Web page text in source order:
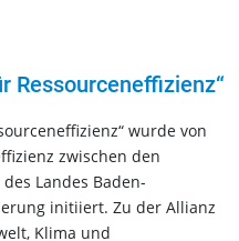
Ressourceneffizienz“
wurde von
zwischen den
Landes Baden-
initiiert. Zu der Allianz
Klima und